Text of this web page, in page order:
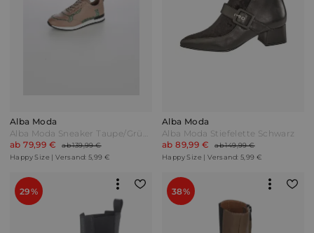
Alba Moda
Alba Moda Sneaker Taupe/Grün/Metallic
ab 79,99 €
ab 139,99 €
Happy Size | Versand: 5,99 €
Alba Moda
Alba Moda Stiefelette Schwarz
ab 89,99 €
ab 149,99 €
Happy Size | Versand: 5,99 €
29% 38%